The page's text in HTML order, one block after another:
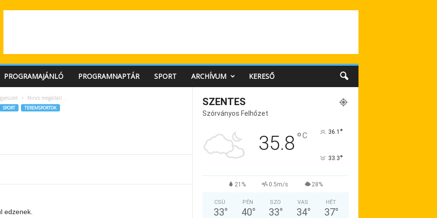
PROGRAMAJÁNLÓ PROGRAMNAPTÁR SPORT ARCHÍVUM KERESŐ
Nincs megállás!…
SPORT TEREMSPORTOK
edzenek.
SZENTES
Szórványos Felhőzet
35.8 °C 36.1 °
33.3°
21% 0.5m/s 28%
CSÜ
33°
PÉN
40°
SZO
33°
VAS
34°
HÉT
37°